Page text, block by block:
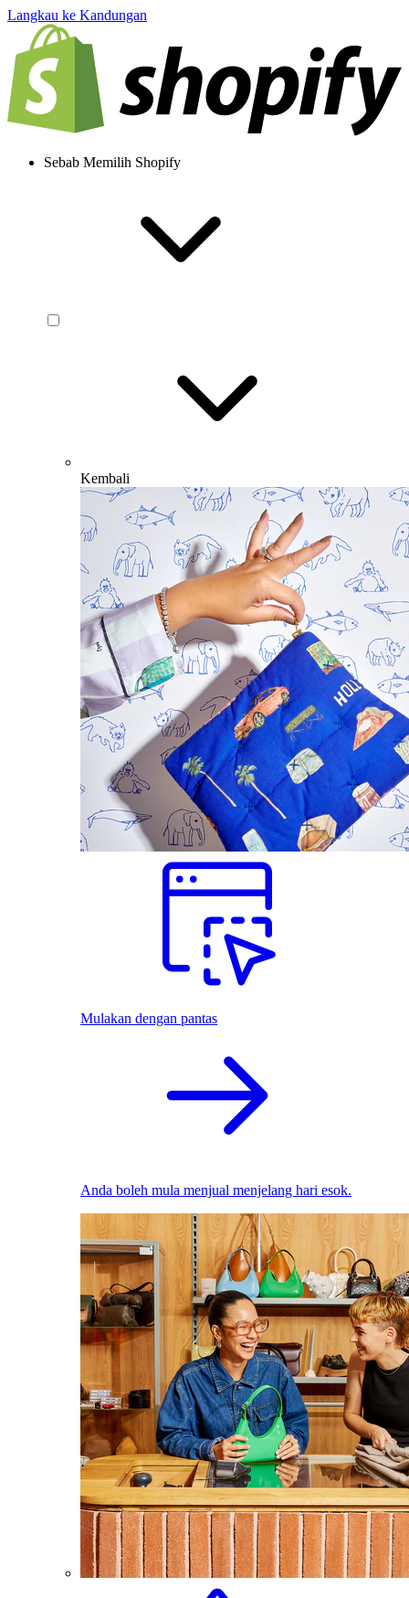
Langkau ke Kandungan
Sebab Memilih Shopify
Kembali
Mulakan dengan pantas
Anda boleh mula menjual menjelang hari esok.